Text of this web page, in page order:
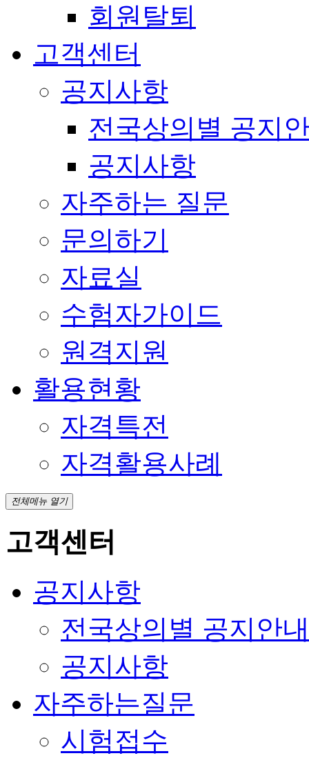
회원탈퇴
고객센터
공지사항
전국상의별 공지
공지사항
자주하는 질문
문의하기
자료실
수험자가이드
원격지원
활용현황
자격특전
자격활용사례
전체메뉴 열기
고객센터
공지사항
전국상의별 공지안내
공지사항
자주하는질문
시험접수